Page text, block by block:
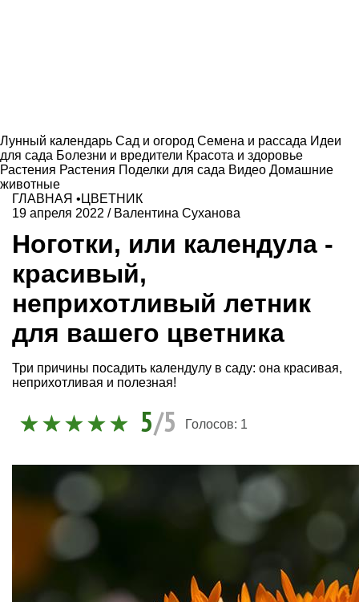
Лунный календарь Сад и огород Семена и рассада Идеи
для сада Болезни и вредители Красота и здоровье
Растения Растения Поделки для сада Видео Домашние
животные
ГЛАВНАЯ • ЦВЕТНИК
19 апреля 2022 / Валентина Суханова
Ноготки, или календула -
красивый,
неприхотливый летник
для вашего цветника
Три причины посадить календулу в саду: она красивая,
неприхотливая и полезная!
5/5 Голосов: 1